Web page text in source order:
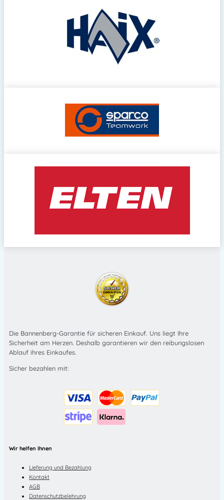
Die Bannenberg-Garantie für sicheren Einkauf. Uns liegt Ihre
Sicherheit am Herzen. Deshalb garantieren wir den reibungslosen
Ablauf ihres Einkaufes.
Sicher bezahlen mit:
Wir helfen Ihnen
Lieferung und Bezahlung
Kontakt
AGB
Datenschutzbelehrung